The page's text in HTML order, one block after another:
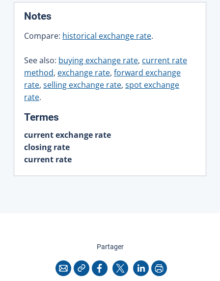
Notes
Compare: historical exchange rate.
See also: buying exchange rate, current rate
method, exchange rate, forward exchange
rate, selling exchange rate, spot exchange
rate.
Termes
current exchange rate
closing rate
current rate
Partagercette page
CourrielCopier l'adresse
Facebook
X LinkedInImprimer